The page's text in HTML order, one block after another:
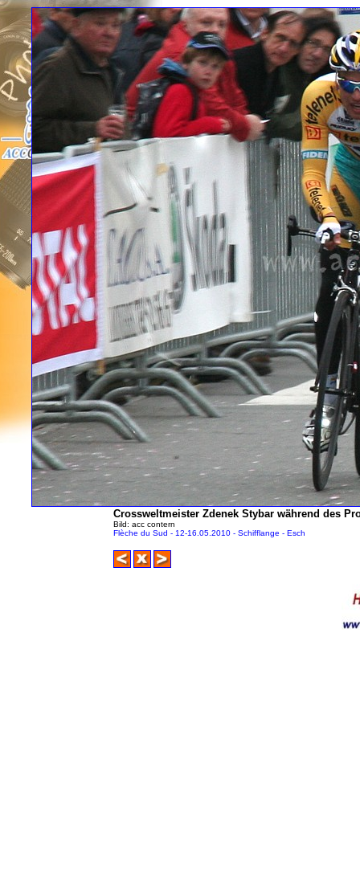
Crossweltmeister Zdenek Stybar während des
Bild: acc contern
Flèche du Sud - 12-16.05.2010 - Schifflange - Esch